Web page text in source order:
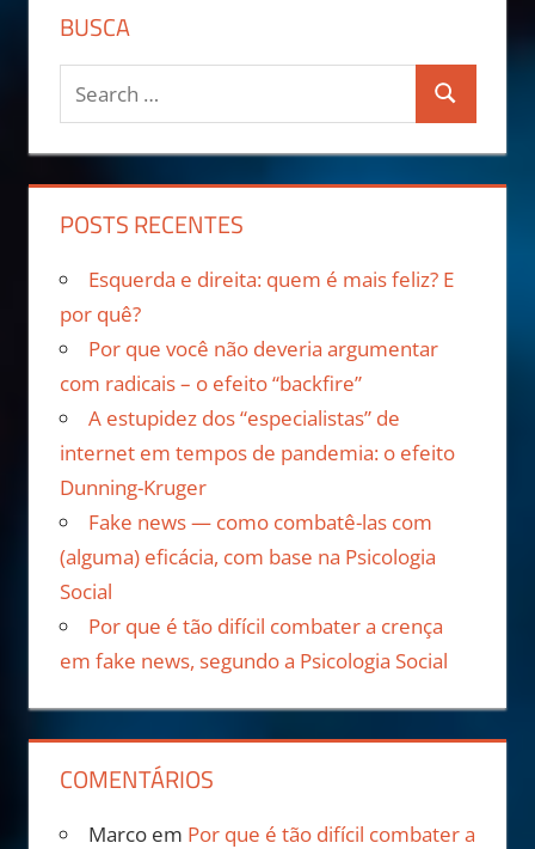
BUSCA
POSTS RECENTES
Esquerda e direita: quem é mais feliz? E
por quê?
Por que você não deveria argumentar
com radicais – o efeito “backfire”
A estupidez dos “especialistas” de
internet em tempos de pandemia: o efeito
Dunning-Kruger
Fake news — como combatê-las com
(alguma) eficácia, com base na Psicologia
Social
Por que é tão difícil combater a crença
em fake news, segundo a Psicologia Social
COMENTÁRIOS
Marcoem Por que é tão difícil combater a